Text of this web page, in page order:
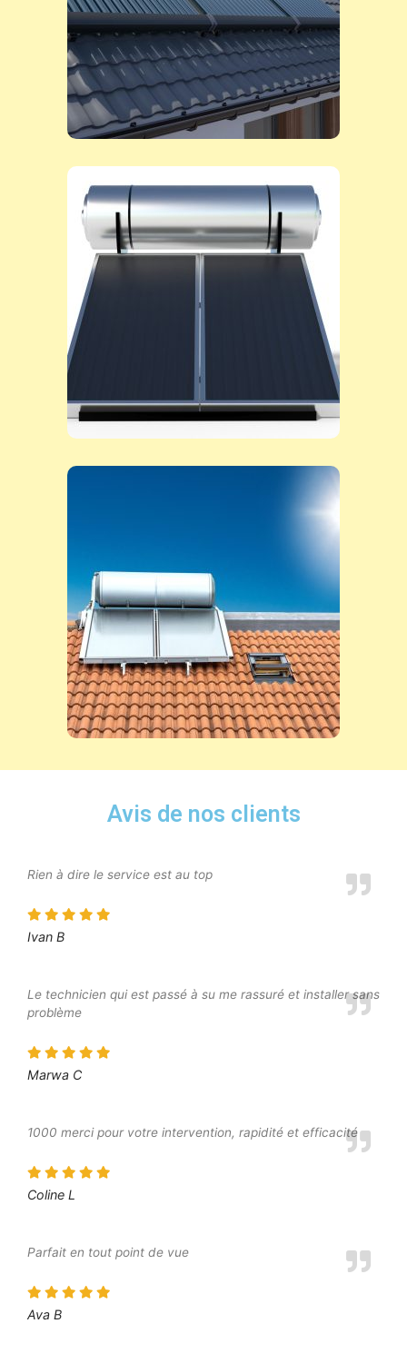
Avis de nos clients
Rien à dire le service est au top
Ivan B
Le technicien qui est passé à su me rassuré et installer sans
problème
Marwa C
1000 merci pour votre intervention, rapidité et efficacité
Coline L
Parfait en tout point de vue
Ava B